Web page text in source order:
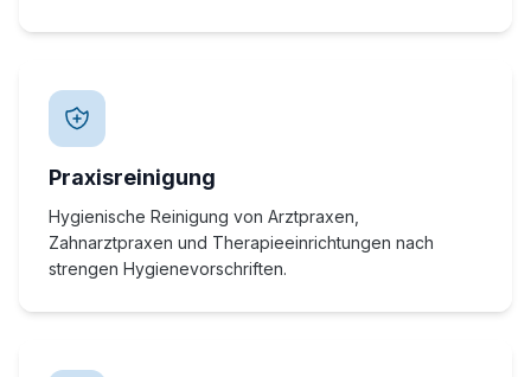
Praxisreinigung
Hygienische Reinigung von Arztpraxen,
Zahnarztpraxen und Therapieeinrichtungen nach
strengen Hygienevorschriften.